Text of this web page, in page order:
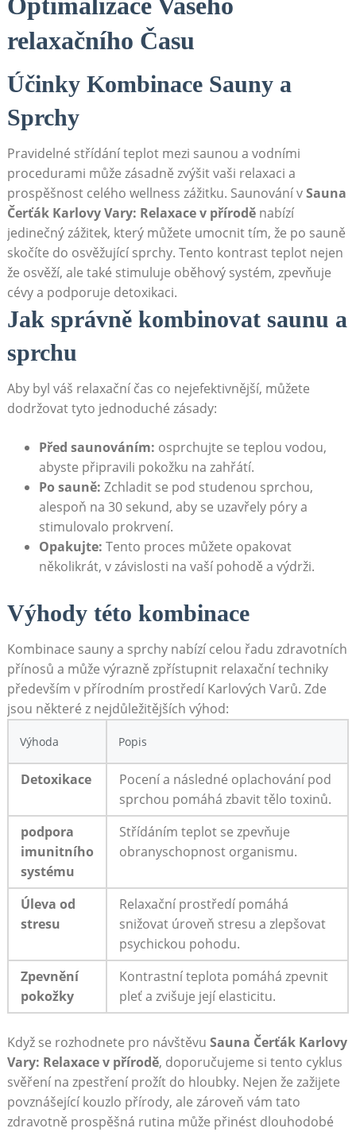
Optimalizace Vašeho
relaxačního ​Času
Účinky Kombinace Sauny a
Sprchy
Pravidelné střídání teplot mezi ⁣saunou a vodními
procedurami může zásadně zvýšit vaši ⁣relaxaci a ​
prospěšnost celého ​wellness zážitku. Saunování vSauna
Čerťák Karlovy Vary: Relaxace v přírodě⁣nabízí
jedinečný zážitek, ⁢který můžete umocnit tím, ‍že po sauně
skočíte ⁤do osvěžující sprchy. Tento kontrast teplot nejen​
že osvěží, ⁣ale také stimuluje oběhový systém, zpevňuje
cévy a podporuje detoxikaci.
Jak správně⁤ kombinovat saunu a
sprchu
Aby byl váš relaxační čas co nejefektivnější, můžete
dodržovat‌ tyto jednoduché ​zásady:
Před saunováním: osprchujte se teplou vodou,
‍abyste připravili​ pokožku na zahřátí.
Po sauně: Zchladit se pod studenou sprchou,
alespoň na ⁣30⁤ sekund, aby se uzavřely póry a⁤
stimulovalo ⁢prokrvení.
Opakujte: Tento proces můžete opakovat
několikrát, v závislosti na vaší pohodě a výdrži.
Výhody této kombinace
Kombinace sauny a sprchy nabízí ⁢celou řadu zdravotních‍
přínosů a může výrazně zpřístupnit relaxační techniky
⁤především v‌ přírodním prostředí ‌Karlových ​Varů. Zde
jsou některé z ⁢nejdůležitějších výhod:
Výhoda Popis
Detoxikace
Pocení a následné oplachování pod
sprchou pomáhá zbavit tělo toxinů.
podpora
imunitního
systému
Střídáním ⁢teplot se zpevňuje
obranyschopnost ⁣organismu.
Úleva od
stresu
Relaxační prostředí pomáhá
snižovat‌ úroveň stresu a zlepšovat
psychickou pohodu.
Zpevnění
⁣pokožky
Kontrastní​ teplota pomáhá zpevnit
pleť a zvišuje její elasticitu.
Když se rozhodnete pro návštěvu Sauna ⁣Čerťák Karlovy
⁣Vary: Relaxace v přírodě, doporučujeme si tento cyklus
svěření‍ na zpestření prožít do hloubky. Nejen že⁤ zažijete
povznášející kouzlo⁣ přírody, ale zároveň vám tato
zdravotně prospěšná‌ rutina může přinést dlouhodobé